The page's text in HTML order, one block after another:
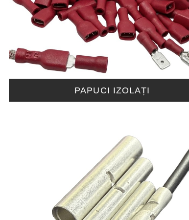
PAPUCI IZOLAȚI